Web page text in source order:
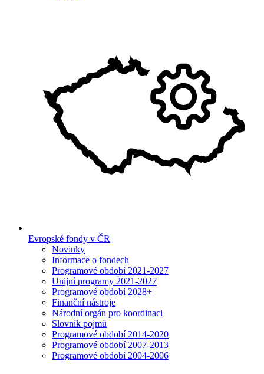
Evropské fondy v ČR
Novinky
Informace o fondech
Programové období 2021-2027
Unijní programy 2021-2027
Programové období 2028+
Finanční nástroje
Národní orgán pro koordinaci
Slovník pojmů
Programové období 2014-2020
Programové období 2007-2013
Programové období 2004-2006